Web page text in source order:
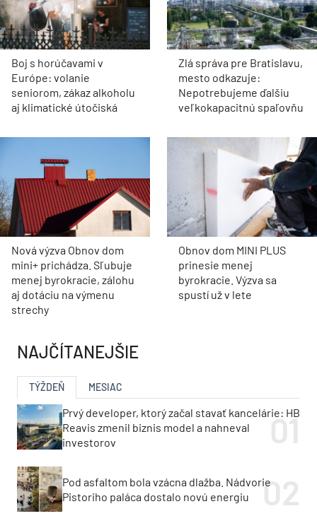
Boj s horúčavami v
Európe: volanie
seniorom, zákaz alkoholu
aj klimatické útočiská
Zlá správa pre Bratislavu,
mesto odkazuje:
Nepotrebujeme ďalšiu
veľkokapacitnú spaľovňu
Nová výzva Obnov dom
mini+ prichádza. Sľubuje
menej byrokracie, zálohu
aj dotáciu na výmenu
strechy
Obnov dom MINI PLUS
prinesie menej
byrokracie. Výzva sa
spustí už v lete
NAJČÍTANEJŠIE
TÝŽDEŇ MESIAC
Prvý developer, ktorý začal stavať kancelárie: HB
Reavis zmenil biznis model a nahneval
investorov
Pod asfaltom bola vzácna dlažba. Nádvorie
Pistoriho paláca dostalo novú energiu